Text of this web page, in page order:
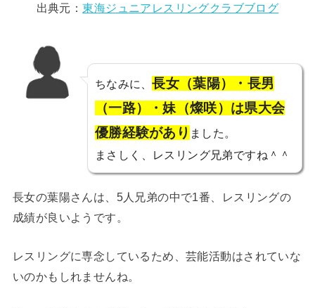
出典元：東海ジュニアレスリングクラブブログ
ちなみに、長女（葉陽）・長男
（一路）・妹（燦咲）は県大会
優勝経験があり ました。
まさしく、レスリング兄弟ですね＾＾
長女の葉陽さんは、5人兄弟の中で1番、レスリングの
成績が良いようです。
レスリングに専念しているため、芸能活動はされていな
いのかもしれませんね。